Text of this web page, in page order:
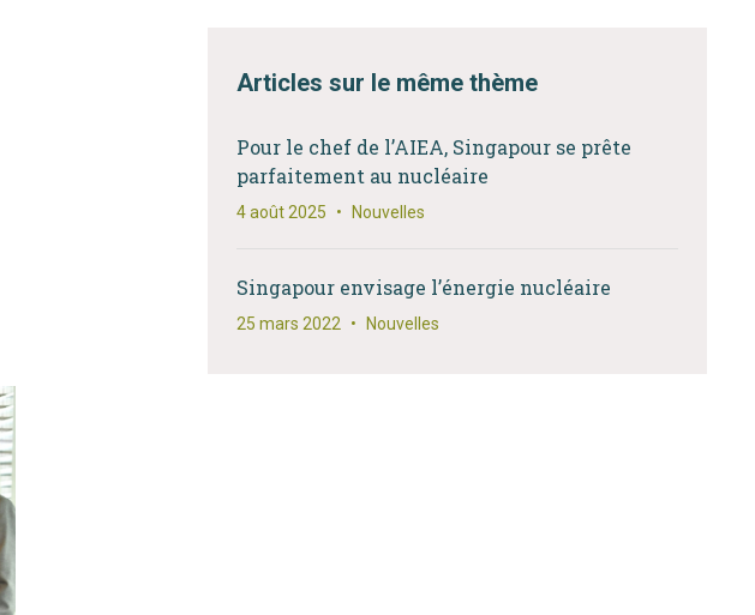
Articles sur le même thème
Pour le chef de l’AIEA, Singapour se prête
parfaitement au nucléaire
4 août 2025 • Nouvelles
Singapour envisage l’énergie nucléaire
25 mars 2022 • Nouvelles